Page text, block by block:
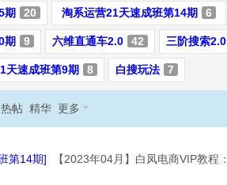
期 20 淘系运营21天速成班第14期 6
期 9 六维直通车2.0 42 三阶搜索2.0
天速成班第9期 8 白搜玩法 7
热帖 精华 更多
第14期] 【2023年04月】白凤电商VIP教